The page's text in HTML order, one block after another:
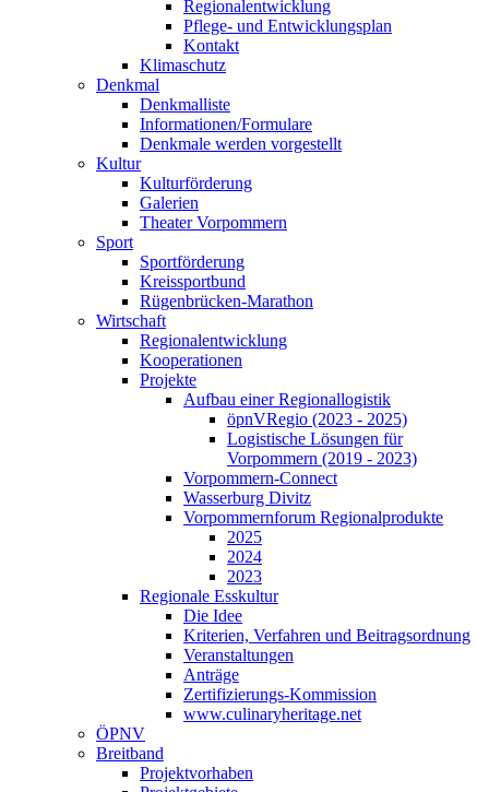
Regionalentwicklung
Pflege- und Entwicklungsplan
Kontakt
Klimaschutz
Denkmal
Denkmalliste
Informationen/Formulare
Denkmale werden vorgestellt
Kultur
Kulturförderung
Galerien
Theater Vorpommern
Sport
Sportförderung
Kreissportbund
Rügenbrücken-Marathon
Wirtschaft
Regionalentwicklung
Kooperationen
Projekte
Aufbau einer Regionallogistik
öpnVRegio (2023 - 2025)
Logistische Lösungen­ für
Vorpommern (2019 - 2023)
Vorpommern-Connect
Wasserburg Divitz
Vorpommernforum Regionalprodukte
2025
2024
2023
Regionale Esskultur
Die Idee
Kriterien, Verfahren und Beitragsordnung
Veranstaltungen
Anträge
Zertifizierungs-Kommission
www.culinaryheritage.net
ÖPNV
Breitband
Projektvorhaben